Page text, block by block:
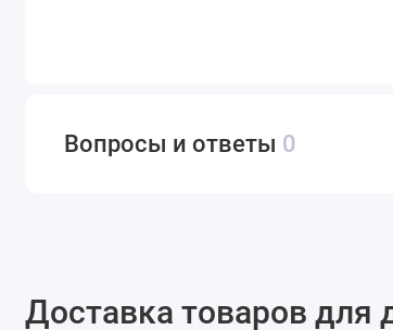
Вопросы и ответы 0
Доставка товаров для